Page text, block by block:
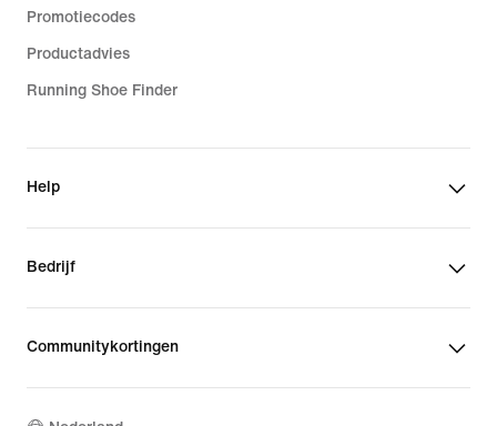
Promotiecodes
Productadvies
Running Shoe Finder
Help
Bedrijf
Communitykortingen